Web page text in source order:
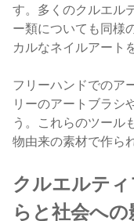
す。多くのクルエル
ー類についても同様
カルなネイルアート
フリーハンドでのア
リーのアートブラシ
う。これらのツール
物由来の素材で作ら
クルエルテ
らと社会への